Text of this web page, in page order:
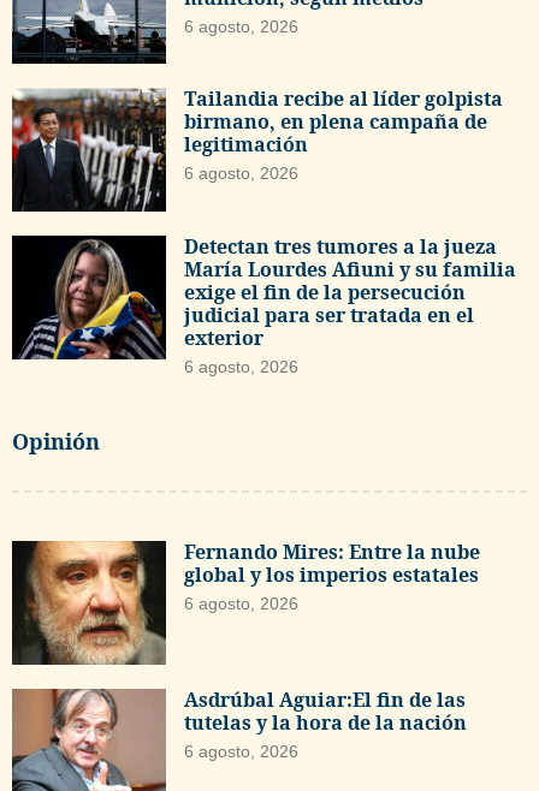
6 agosto, 2026
Tailandia recibe al líder golpista
birmano, en plena campaña de
legitimación
6 agosto, 2026
Detectan tres tumores a la jueza
María Lourdes Afiuni y su familia
exige el fin de la persecución
judicial para ser tratada en el
exterior
6 agosto, 2026
Opinión
Fernando Mires: Entre la nube
global y los imperios estatales
6 agosto, 2026
Asdrúbal Aguiar:El fin de las
tutelas y la hora de la nación
6 agosto, 2026